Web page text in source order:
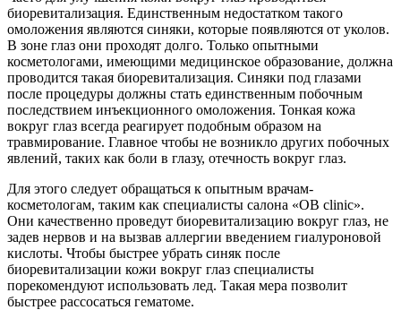
биоревитализация. Единственным недостатком такого
омоложения являются синяки, которые появляются от уколов.
В зоне глаз они проходят долго. Только опытными
косметологами, имеющими медицинское образование, должна
проводится такая биоревитализация. Синяки под глазами
после процедуры должны стать единственным побочным
последствием инъекционного омоложения. Тонкая кожа
вокруг глаз всегда реагирует подобным образом на
травмирование. Главное чтобы не возникло других побочных
явлений, таких как боли в глазу, отечность вокруг глаз.
Для этого следует обращаться к опытным врачам-
косметологам, таким как специалисты салона «OB clinic».
Они качественно проведут биоревитализацию вокруг глаз, не
задев нервов и на вызвав аллергии введением гиалуроновой
кислоты. Чтобы быстрее убрать синяк после
биоревитализации кожи вокруг глаз специалисты
порекомендуют использовать лед. Такая мера позволит
быстрее рассосаться гематоме.